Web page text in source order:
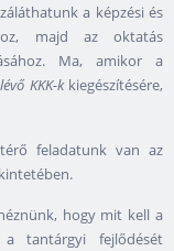
a képzési és
majd az oktatás
Ma, amikor a
KKK-kkiegészítésére,
feladatunk van az
hogy mit kell a
tantárgyi fejlődését